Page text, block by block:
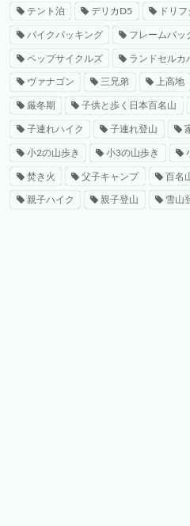
テント泊 デリカD5 ドリ
バイクパッキング フレームバッ
ペップサイクルズ ランドセルカ
ヴァナゴン 三兄弟 上高地
厳冬期 子供と歩く日本百名山
子連れハイク 子連れ登山
小2の山歩き 小3の山歩き
焚き火 父子キャンプ 百名
親子ハイク 親子登山 雪山